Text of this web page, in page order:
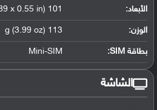
الأبعاد: 101 x 48 x 14 mm (3.98 x 1.89 x 0.55 in)
الوزن: 113 g (3.99 oz)
بطاقة SIM: Mini-SIM
الشاشة